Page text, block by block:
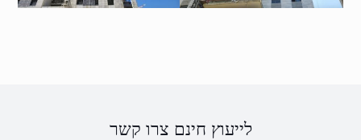
לייעוץ חינם צרו קשר